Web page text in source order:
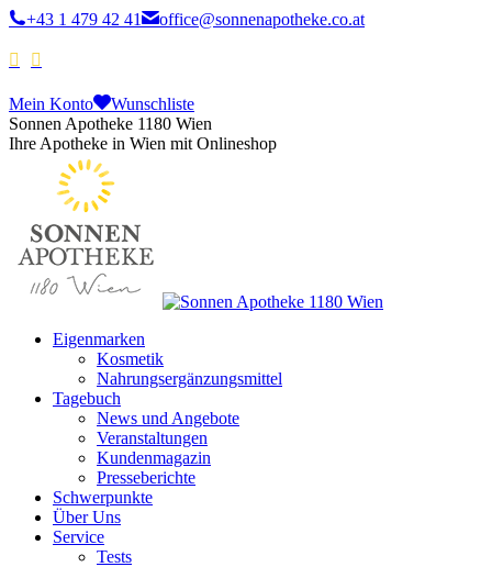
+43 1 479 42 41 office@sonnenapotheke.co.at
Mein Konto
Wunschliste
Sonnen Apotheke 1180 Wien
Ihre Apotheke in Wien mit Onlineshop
Eigenmarken
Kosmetik
Nahrungsergänzungsmittel
Tagebuch
News und Angebote
Veranstaltungen
Kundenmagazin
Presseberichte
Schwerpunkte
Über Uns
Service
Tests